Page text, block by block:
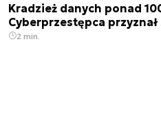
Kradzież danych ponad
Cyberprzestępca
2 min.